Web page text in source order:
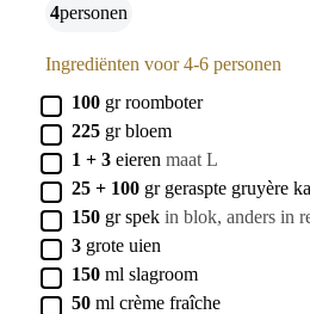
4 personen
Ingrediënten voor 4-6 personen
▢
100 gr roomboter
▢
225 gr bloem
▢
1 + 3 eieren maat L
▢
25 + 100 gr geraspte gruyère
▢
150 gr spek in blok, anders in
▢
3 grote uien
▢
150 ml slagroom
▢
50 ml crème fraîche